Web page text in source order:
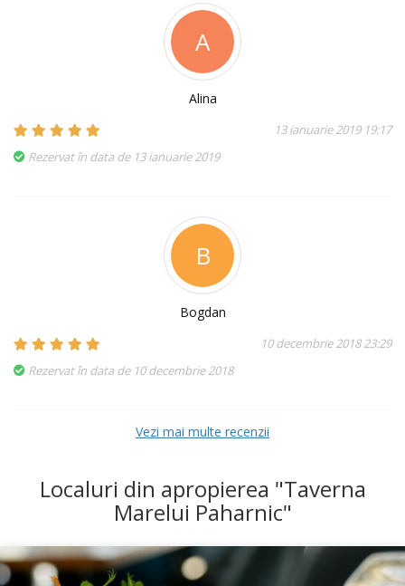
A
Alina
13 ianuarie 2019 19:17
Rezervat în data de 13 ianuarie 2019
B
Bogdan
10 decembrie 2018 23:29
Rezervat în data de 10 decembrie 2018
Vezi mai multe recenzii
Localuri din apropierea "Taverna
Marelui Paharnic"